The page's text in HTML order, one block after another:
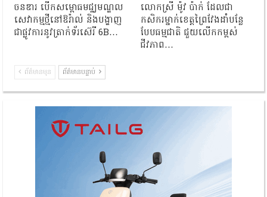
ចនឌារ បើកសម្ពោធមជ្ឈមណ្ឌល
សេវាកម្មថ្មីនៅឱរ៉ាល់ និងបង្ហាញ
ជាផ្លូវការនូវត្រាក់ទ័រស៊េរី 6B…
លោកស្រី ម៉ូវ ប៉ាក់ ដែលជា
កសិករម្នាក់ខេត្តព្រៃវែងដាំបន្លែ
បែបធម្មជាតិ ជួយលើកកម្ពស់
ជីវភាព…
ព័ត៌មានមុន ព័ត៌មានបន្ទាប់